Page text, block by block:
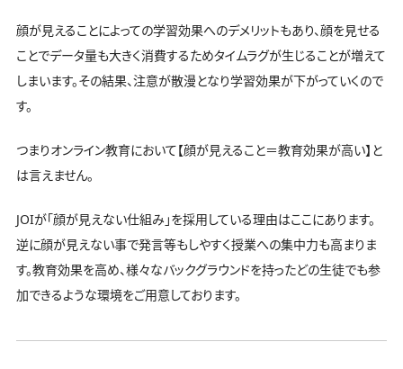
顔が見えることによっての学習効果へのデメリットもあり、顔を見せる
ことでデータ量も大きく消費するためタイムラグが生じることが増えて
しまいます。その結果、注意が散漫となり学習効果が下がっていくので
す。
つまりオンライン教育において【顔が見えること＝教育効果が高い】と
は言えません。
JOIが「顔が見えない仕組み」を採用している理由はここにあります。
逆に顔が見えない事で発言等もしやすく授業への集中力も高まりま
す。教育効果を高め、様々なバックグラウンドを持ったどの生徒でも参
加できるような環境をご用意しております。